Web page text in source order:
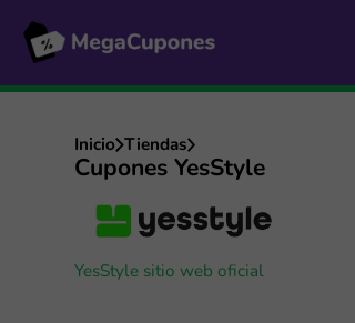
Inicio Tiendas
Cupones YesStyle
YesStyle sitio web oficial